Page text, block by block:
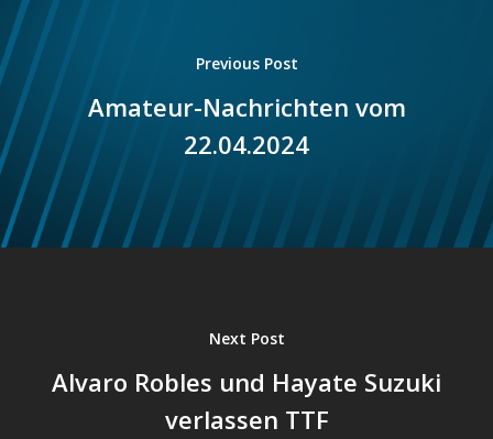
Previous Post
Amateur-Nachrichten vom
22.04.2024
Next Post
Alvaro Robles und Hayate Suzuki
verlassen TTF